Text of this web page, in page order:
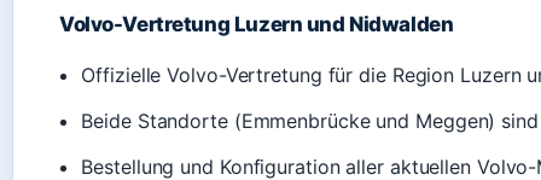
Volvo-Vertretung Luzern und Nidwalden
Offizielle Volvo-Vertretung für die Region Luzern
Beide Standorte (Emmenbrücke und Meggen)
Bestellung und Konfiguration aller aktuellen